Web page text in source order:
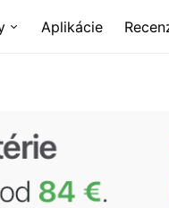
Aplikácie